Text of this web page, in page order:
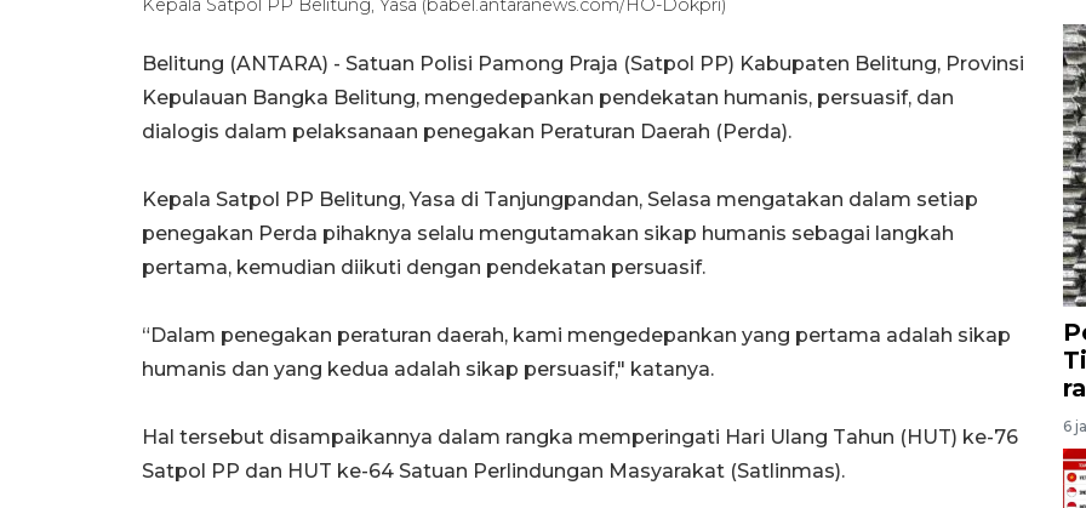
Kepala Satpol PP Belitung, Yasa (babel.antaranews.com/HO-Dokpri)
Belitung (ANTARA) - Satuan Polisi Pamong Praja (Satpol PP) Kabupaten Belitung, Provinsi
Kepulauan Bangka Belitung, mengedepankan pendekatan humanis, persuasif, dan
dialogis dalam pelaksanaan penegakan Peraturan Daerah (Perda).
‎Kepala Satpol PP Belitung, Yasa di Tanjungpandan, Selasa mengatakan dalam setiap
penegakan Perda pihaknya selalu mengutamakan sikap humanis sebagai langkah
pertama, kemudian diikuti dengan pendekatan persuasif.
‎“Dalam penegakan peraturan daerah, kami mengedepankan yang pertama adalah sikap
humanis dan yang kedua adalah sikap persuasif," katanya.
‎Hal tersebut disampaikannya dalam rangka memperingati Hari Ulang Tahun (HUT) ke-76
Satpol PP dan HUT ke-64 Satuan Perlindungan Masyarakat (Satlinmas).
6